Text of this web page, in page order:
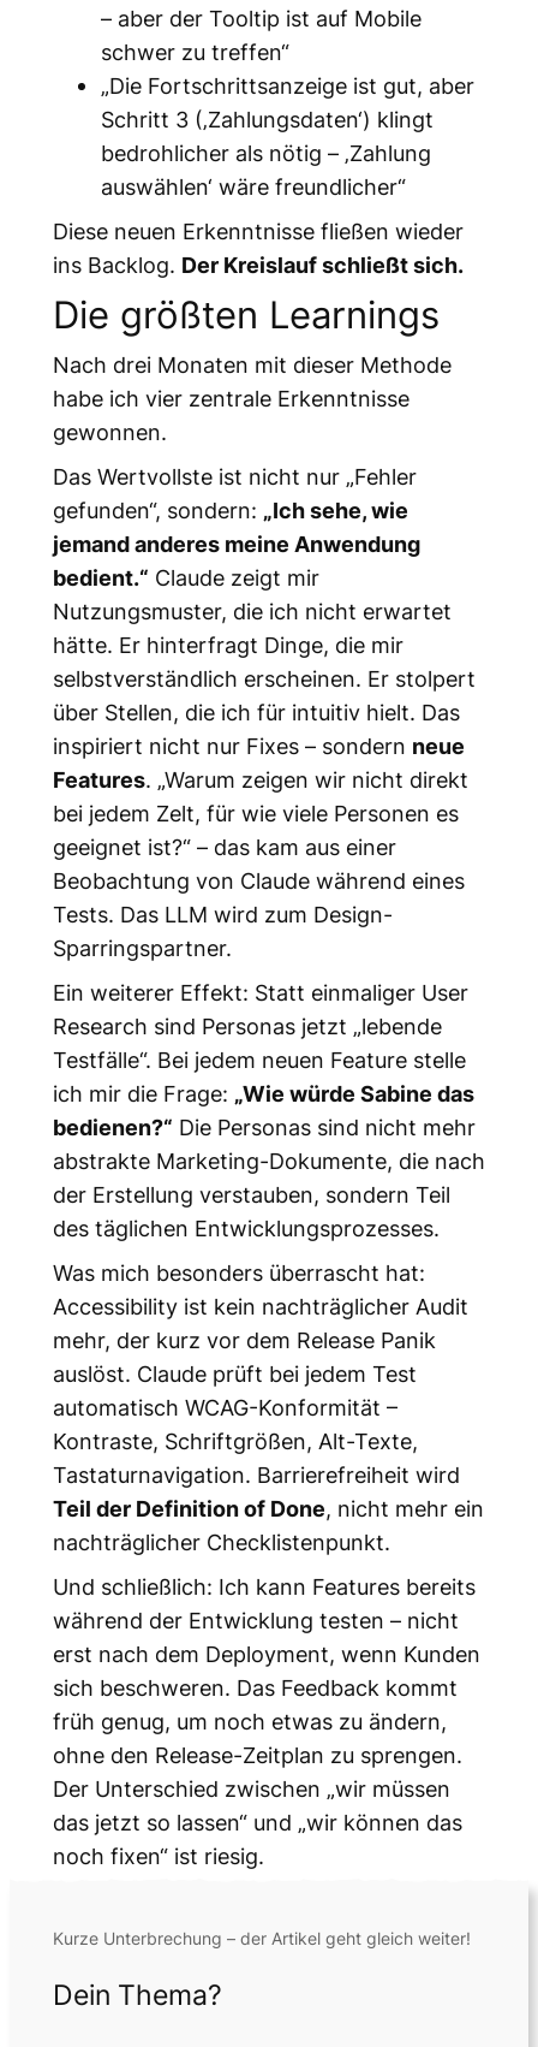
– aber der Tooltip ist auf Mobile
schwer zu treffen“
„Die Fortschrittsanzeige ist gut, aber
Schritt 3 (‚Zahlungsdaten‘) klingt
bedrohlicher als nötig – ‚Zahlung
auswählen‘ wäre freundlicher“
Diese neuen Erkenntnisse fließen wieder
ins Backlog. Der Kreislauf schließt sich.
Die größten Learnings
Nach drei Monaten mit dieser Methode
habe ich vier zentrale Erkenntnisse
gewonnen.
Das Wertvollste ist nicht nur „Fehler
gefunden“, sondern: „Ich sehe, wie
jemand anderes meine Anwendung
bedient.“ Claude zeigt mir
Nutzungsmuster, die ich nicht erwartet
hätte. Er hinterfragt Dinge, die mir
selbstverständlich erscheinen. Er stolpert
über Stellen, die ich für intuitiv hielt. Das
inspiriert nicht nur Fixes – sondern neue
Features. „Warum zeigen wir nicht direkt
bei jedem Zelt, für wie viele Personen es
geeignet ist?“ – das kam aus einer
Beobachtung von Claude während eines
Tests. Das LLM wird zum Design-
Sparringspartner.
Ein weiterer Effekt: Statt einmaliger User
Research sind Personas jetzt „lebende
Testfälle“. Bei jedem neuen Feature stelle
ich mir die Frage: „Wie würde Sabine das
bedienen?“ Die Personas sind nicht mehr
abstrakte Marketing-Dokumente, die nach
der Erstellung verstauben, sondern Teil
des täglichen Entwicklungsprozesses.
Was mich besonders überrascht hat:
Accessibility ist kein nachträglicher Audit
mehr, der kurz vor dem Release Panik
auslöst. Claude prüft bei jedem Test
automatisch WCAG-Konformität –
Kontraste, Schriftgrößen, Alt-Texte,
Tastaturnavigation. Barrierefreiheit wird
Teil der Definition of Done, nicht mehr ein
nachträglicher Checklistenpunkt.
Und schließlich: Ich kann Features bereits
während der Entwicklung testen – nicht
erst nach dem Deployment, wenn Kunden
sich beschweren. Das Feedback kommt
früh genug, um noch etwas zu ändern,
ohne den Release-Zeitplan zu sprengen.
Der Unterschied zwischen „wir müssen
das jetzt so lassen“ und „wir können das
noch fixen“ ist riesig.
Kurze Unterbrechung – der Artikel geht gleich weiter!
Dein Thema?